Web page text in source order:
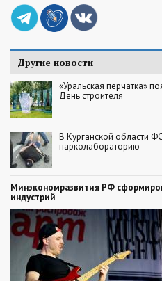
Другие новости
«Уральская перчатка»
День строителя
В Курганской области
нарколабораторию
Минэкономразвития РФ
индустрий